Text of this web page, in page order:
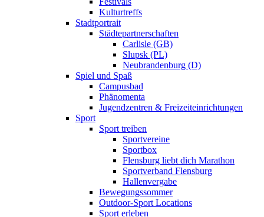
Kulturtreffs
Stadtportrait
Städtepartnerschaften
Carlisle (GB)
Slupsk (PL)
Neubrandenburg (D)
Spiel und Spaß
Campusbad
Phänomenta
Jugendzentren & Freizeiteinrichtungen
Sport
Sport treiben
Sportvereine
Sportbox
Flensburg liebt dich Marathon
Sportverband Flensburg
Hallenvergabe
Bewegungssommer
Outdoor-Sport Locations
Sport erleben